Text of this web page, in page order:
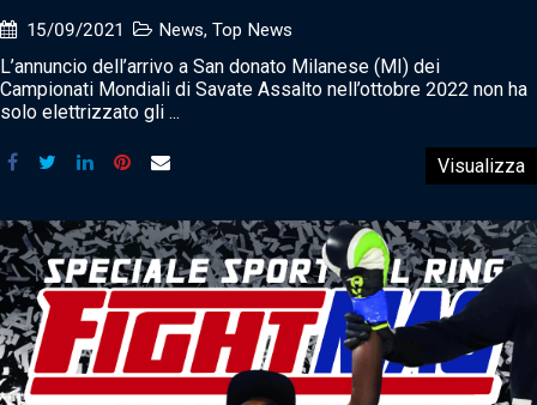
15/09/2021 News, Top News
L’annuncio dell’arrivo a San donato Milanese (MI) dei
Campionati Mondiali di Savate Assalto nell’ottobre 2022 non ha
solo elettrizzato gli ...
Visualizza